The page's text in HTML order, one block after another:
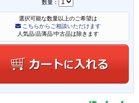
数量：
選択可能な数量以上のご希望は
こちらからご相談いただけます
人気品/品薄品/中古品は除きます